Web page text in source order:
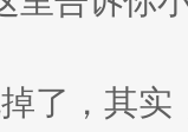
了，其